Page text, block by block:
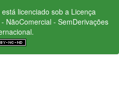
licenciado sob a Licença
NãoComercial - SemDerivações